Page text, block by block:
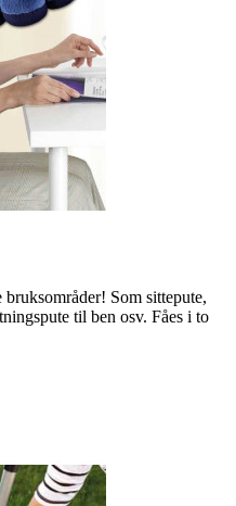
Som sittepute,
til ben osv. Fåes i to